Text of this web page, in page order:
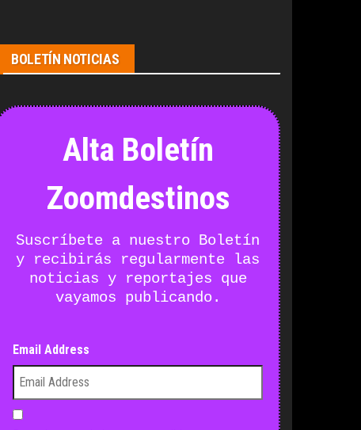
BOLETÍN NOTICIAS
Alta Boletín
Zoomdestinos
Suscríbete a nuestro Boletín
y recibirás regularmente las
noticias y reportajes que
vayamos publicando.
Email Address